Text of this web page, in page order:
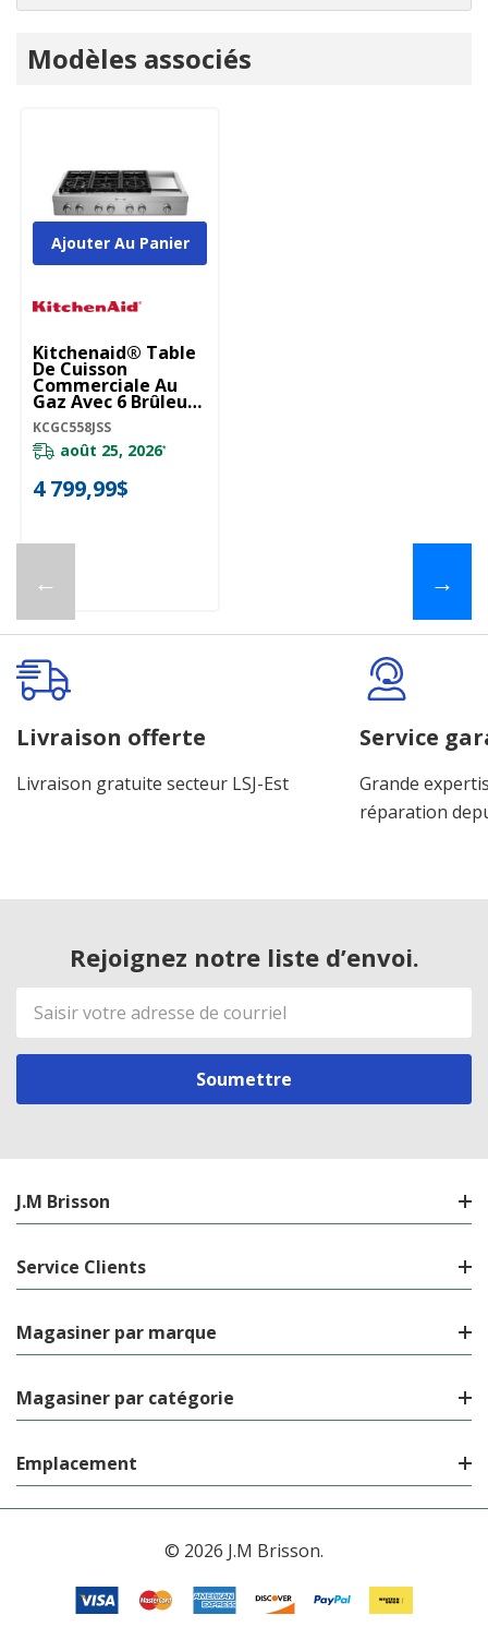
personnalisé
Modèles associés
←
Kitchenaid® Table
De Cuisson
Commerciale Au
Gaz Avec 6 Brûleurs
Et Plaque
Chauffante - 48 Po
KCGC558JSS
KCGC558JSS
août 25, 2026*
4 799,99$
Ajouter Au Panier
→
Livraison offerte
Livraison gratuite secteur LSJ-Est
Service
Grande
réparation
Rejoignez notre liste d’envoi.
Adresse
de
courriel
J.M Brisson
Service Clients
Magasiner par marque
Magasiner par catégorie
Emplacement
© 2026 J.M Brisson.